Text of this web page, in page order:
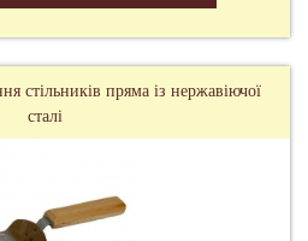
стільників пряма із нержавіючої
сталі